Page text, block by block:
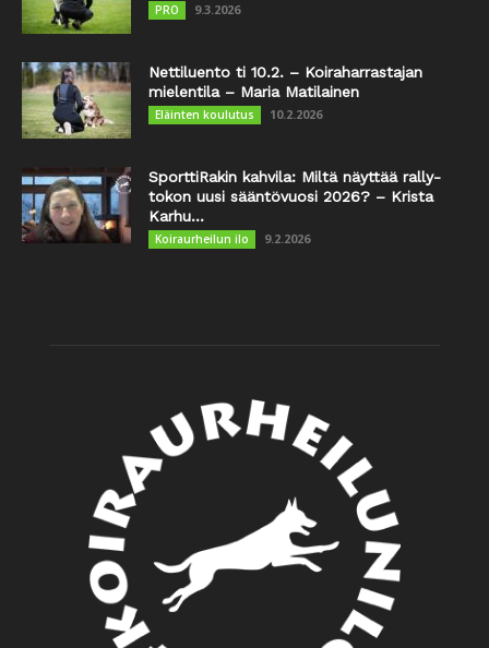
PRO 9.3.2026
Nettiluento ti 10.2. – Koiraharrastajan
mielentila – Maria Matilainen
Eläinten koulutus 10.2.2026
SporttiRakin kahvila: Miltä näyttää rally-
tokon uusi sääntövuosi 2026? – Krista
Karhu...
Koiraurheilun ilo 9.2.2026